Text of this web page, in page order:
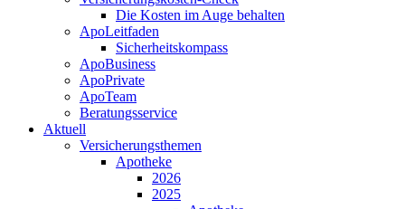
Die Kosten im Auge behalten
ApoLeitfaden
Sicherheitskompass
ApoBusiness
ApoPrivate
ApoTeam
Beratungsservice
Aktuell
Versicherungsthemen
Apotheke
2026
2025